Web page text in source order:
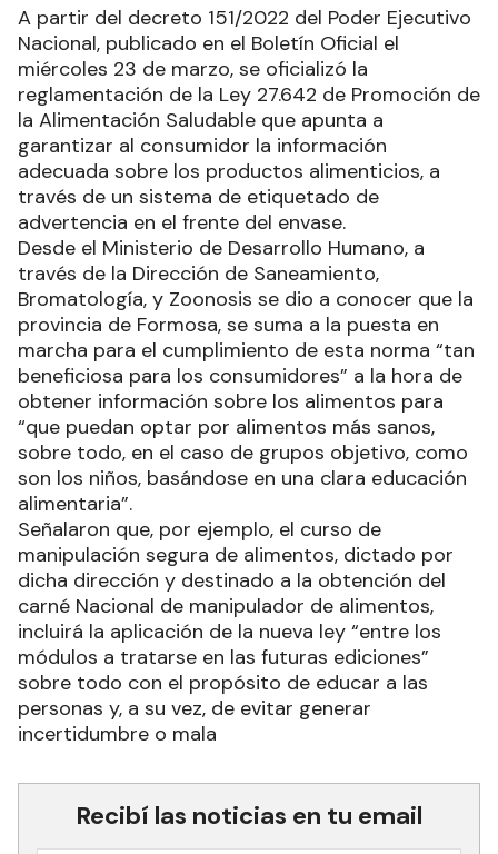
A partir del decreto 151/2022 del Poder Ejecutivo
Nacional, publicado en el Boletín Oficial el
miércoles 23 de marzo, se oficializó la
reglamentación de la Ley 27.642 de Promoción de
la Alimentación Saludable que apunta a
garantizar al consumidor la información
adecuada sobre los productos alimenticios, a
través de un sistema de etiquetado de
advertencia en el frente del envase.
Desde el Ministerio de Desarrollo Humano, a
través de la Dirección de Saneamiento,
Bromatología, y Zoonosis se dio a conocer que la
provincia de Formosa, se suma a la puesta en
marcha para el cumplimiento de esta norma “tan
beneficiosa para los consumidores” a la hora de
obtener información sobre los alimentos para
“que puedan optar por alimentos más sanos,
sobre todo, en el caso de grupos objetivo, como
son los niños, basándose en una clara educación
alimentaria”.
Señalaron que, por ejemplo, el curso de
manipulación segura de alimentos, dictado por
dicha dirección y destinado a la obtención del
carné Nacional de manipulador de alimentos,
incluirá la aplicación de la nueva ley “entre los
módulos a tratarse en las futuras ediciones”
sobre todo con el propósito de educar a las
personas y, a su vez, de evitar generar
incertidumbre o mala
Recibí las noticias en tu email